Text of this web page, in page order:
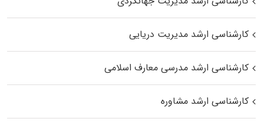
کارشناسی ارشد مدیریت دریایی
کارشناسی ارشد مدرسی معارف اسلامی
کارشناسی ارشد مشاوره